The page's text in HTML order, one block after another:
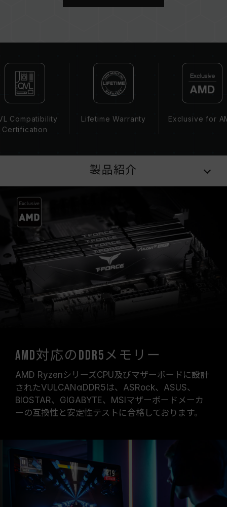
のメモリーを混在させると、システムが不安定に
す。
CPUのメモリコントローラー（IMC）の性能
（Performance）と現在使用しているマザーボ
ードのBIOSバージョンは、メモリの動作周波数
XMP 3.0（Intel）またはEXPO（AMD）を有効
4800（またはそれ以下）となります。これは正
常な動作であり、製品の欠陥ではありません。
XMP 3.0 / EXPOは手動で有効にする必要があ
り、一部のマザーボードでは、指定された周波数
に達しない可能性があります。最大動作周波数
は、システム設定性によって決まります。
オーバークロック（XMP 3.0 / EXPOを有効化）
はJEDEC標準に準拠しておらず、システムの安
定性に影響を及ぼす可能性があります。オーバー
クロックによる不安定性が発生した場合は、
BIOSの設定をデフォルトに戻してください。
メモリモジュールに表示されている周波数は「最
大対応周波数」であり、システムによって最大周
をサポートしているかをご確認ください。対応し
ていない場合、メモリは指定のオーバークロック
周波数に達しない可能性があります。
TEAMGROUPのメモリモジュールは標準電圧範
囲内でテストされています。マザーボードやプロ
セッサの故障が発生した場合は、それぞれの製造
Compatibility
Certification
Lifetime Warranty Exclusive for
製品紹介
AMD対応のDDR5メモリー
AMD RyzenシリーズCPU及びマザーボードに設計
されたVULCANαDDR5は、ASRock、ASUS、
BIOSTAR、GIGABYTE、MSIマザーボードメーカ
ーの互換性と安定性テストに合格しております。